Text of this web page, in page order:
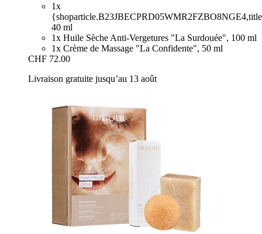
1x
40 ml
1x Huile Sèche Anti-Vergetures "La Surdouée", 100 ml
1x Crème de Massage "La Confidente", 50 ml
CHF 72.00
Livraison gratuite jusqu’au 13 août